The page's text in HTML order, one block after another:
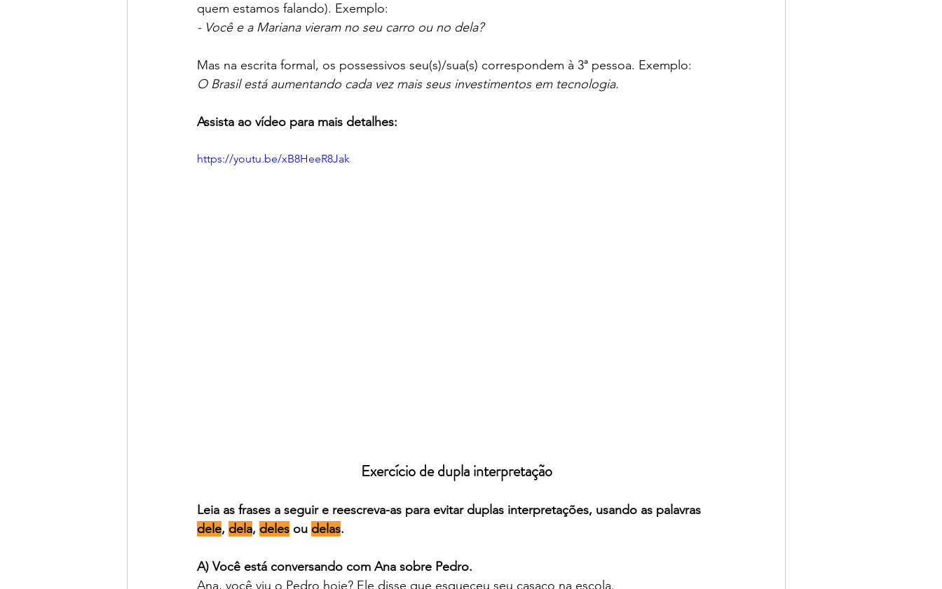
quem estamos falando). Exemplo:
- Você e a Mariana vieram no seu carro ou no dela?
Mas na escrita formal, os possessivos seu(s)/sua(s) correspondem à 3ª pessoa. Exemplo:
O Brasil está aumentando cada vez mais seus investimentos em tecnologia.
Assista ao vídeo para mais detalhes:
https://youtu.be/xB8HeeR8Jak
Exercício de dupla interpretação
Leia as frases a seguir e reescreva-as para evitar duplas interpretações, usando as palavras
dele, dela, deles ou delas.
A) Você está conversando com Ana sobre Pedro.
Ana, você viu o Pedro hoje? Ele disse que esqueceu seu casaco na escola.